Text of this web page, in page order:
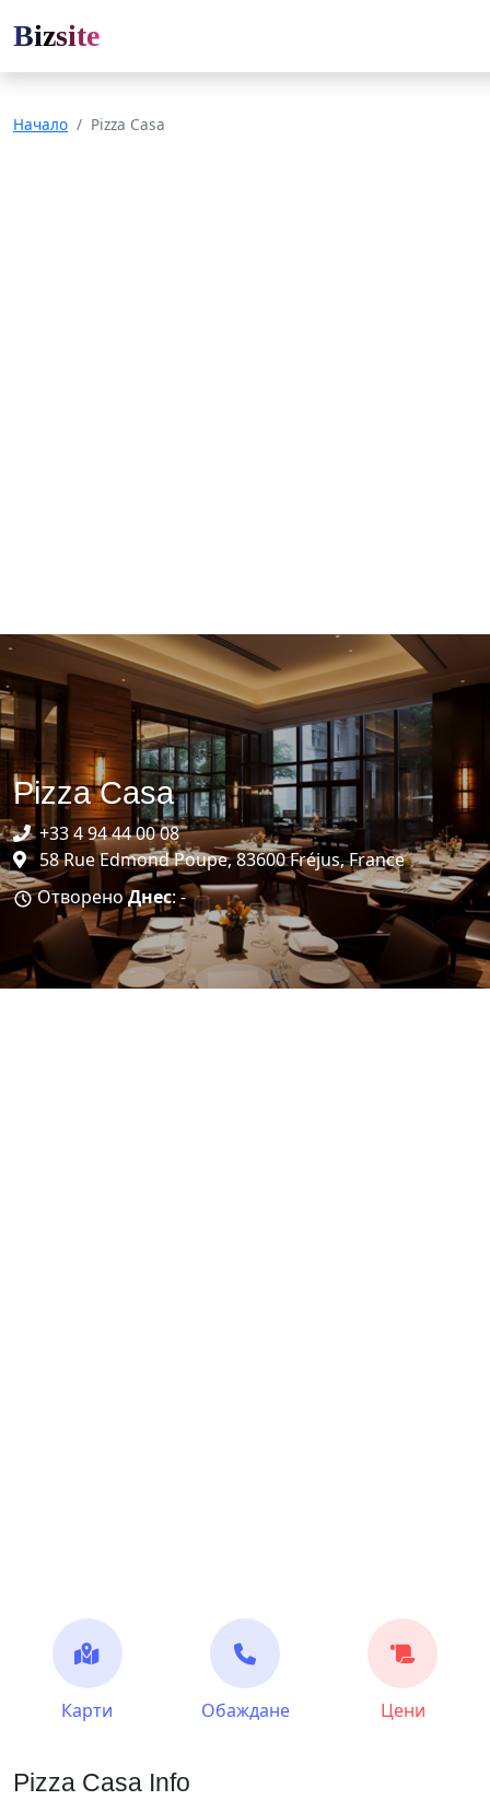
Bizsite
Начало Pizza Casa
Pizza Casa
+33 4 94 44 00 08
58 Rue Edmond Poupe, 83600 Fréjus, France
ОтвореноДнес: -
Карти Обаждане Цени
Pizza Casa Info